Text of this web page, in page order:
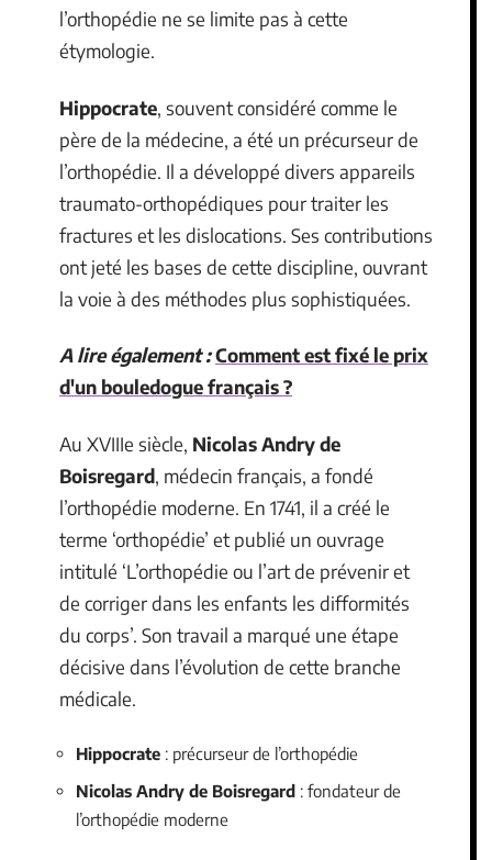
l’orthopédie ne se limite pas à cette
étymologie.
Hippocrate, souvent considéré comme le
père de la médecine, a été un précurseur de
l’orthopédie. Il a développé divers appareils
traumato-orthopédiques pour traiter les
fractures et les dislocations. Ses contributions
ont jeté les bases de cette discipline, ouvrant
la voie à des méthodes plus sophistiquées.
A lire également :Comment est fixé le prix
d'un bouledogue français ?
Au XVIIIe siècle, Nicolas Andry de
Boisregard, médecin français, a fondé
l’orthopédie moderne. En 1741, il a créé le
terme ‘orthopédie’ et publié un ouvrage
intitulé ‘L’orthopédie ou l’art de prévenir et
de corriger dans les enfants les difformités
du corps’. Son travail a marqué une étape
décisive dans l’évolution de cette branche
médicale.
Hippocrate : précurseur de l’orthopédie
Nicolas Andry de Boisregard : fondateur de
l’orthopédie moderne